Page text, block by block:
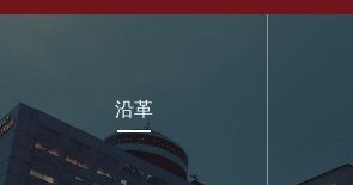
沿革